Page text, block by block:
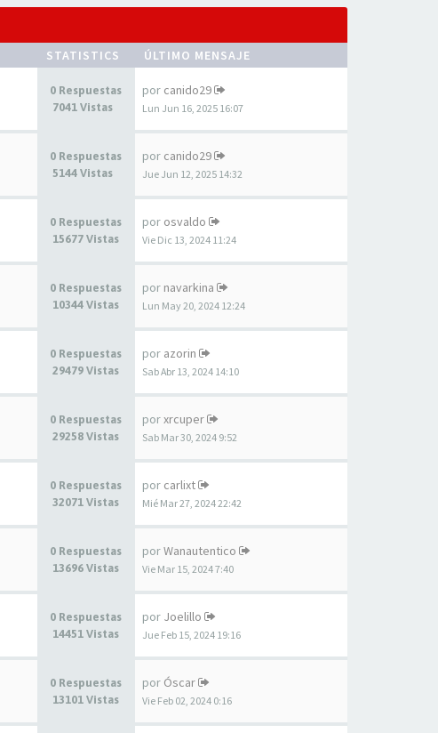
STATISTICS ÚLTIMO MENSAJE
0 Respuestas
7041 Vistas
por canido29
Lun Jun 16, 2025 16:07
0 Respuestas
5144 Vistas
por canido29
Jue Jun 12, 2025 14:32
0 Respuestas
15677 Vistas
por osvaldo
Vie Dic 13, 2024 11:24
0 Respuestas
10344 Vistas
por navarkina
Lun May 20, 2024 12:24
0 Respuestas
29479 Vistas
por azorin
Sab Abr 13, 2024 14:10
0 Respuestas
29258 Vistas
porxrcuper
Sab Mar 30, 2024 9:52
0 Respuestas
32071 Vistas
por carlixt
Mié Mar 27, 2024 22:42
0 Respuestas
13696 Vistas
porWanautentico
Vie Mar 15, 2024 7:40
0 Respuestas
14451 Vistas
por Joelillo
Jue Feb 15, 2024 19:16
0 Respuestas
13101 Vistas
por Óscar
Vie Feb 02, 2024 0:16